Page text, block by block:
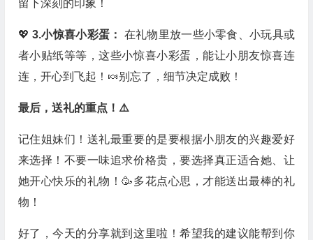
留下深刻的印象！
💖3.小惊喜小彩蛋： 在礼物里放一些小零食、小玩具或
者小贴纸等等，这些小惊喜小彩蛋，能让小朋友惊喜连
连，开心到飞起！🍬别忘了，细节决定成败！
最后，送礼的重点！⚠️
记住姐妹们！送礼最重要的是要根据小朋友的兴趣爱好
来选择！不要一味追求价格贵，要选择真正适合她、让
她开心快乐的礼物！🥳多花点心思，才能送出最棒的礼
物！
好了，今天的分享就到这里啦！希望我的建议能帮到你